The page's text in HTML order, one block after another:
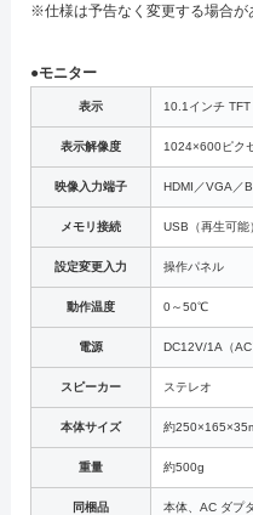
※仕様は予告なく変更する場合が
●モニター
表示 10.1インチ TFT
表示解像度 1024×600ピク
映像入力端子 HDMI／VGA／
メモリ接続 USB（再生可能
設定変更入力 操作パネル
動作温度 0～50℃
電源 DC12V/1A（AC
スピーカー ステレオ
本体サイズ 約
重量 約500g
同梱品 本体、AC ダプ